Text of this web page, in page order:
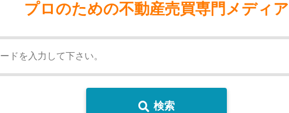
プロのための不動産売買専門メディア
検索